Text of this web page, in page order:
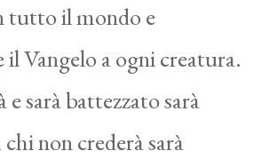
tutto il mondo e
Vangelo a ogni creatura.
sarà battezzato sarà
non crederà sarà